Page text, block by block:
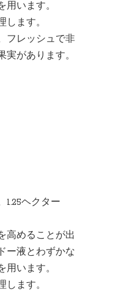
います。
ます。
フレッシュで非
があります。
ヘクター
高めることが出
ー液とわずかな
います。
ます。